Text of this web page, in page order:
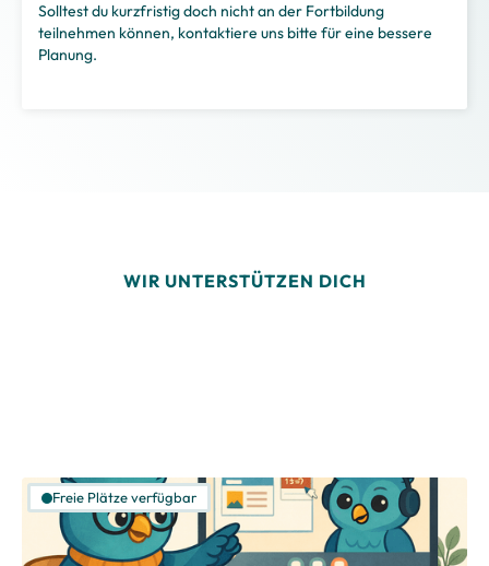
Solltest du kurzfristig doch nicht an der Fortbildung
teilnehmen können, kontaktiere uns bitte für eine bessere
Planung.
WIR UNTERSTÜTZEN DICH
Freie Plätze verfügbar